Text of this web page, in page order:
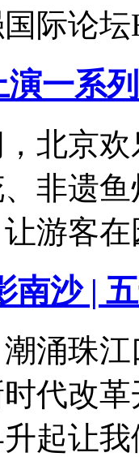
际论坛
一系
京欢
非遗
游客
南沙 |
涌珠
代改
起让